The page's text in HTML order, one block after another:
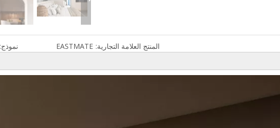
نموذج: المنتج العلامة التجارية: EASTMATE